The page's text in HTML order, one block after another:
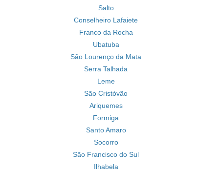
Salto
Conselheiro Lafaiete
Franco da Rocha
Ubatuba
São Lourenço da Mata
Serra Talhada
Leme
São Cristóvão
Ariquemes
Formiga
Santo Amaro
Socorro
São Francisco do Sul
Ilhabela